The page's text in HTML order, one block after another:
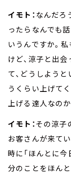
イモト： なんだろ
ったらなんでも
いうんですか。
けど、涼子と出
て、どうしようと
うくらい上げて
上げる達人なの
イモト：その涼子
お客さんが来て
時に「ほんとに今
分のことをほん